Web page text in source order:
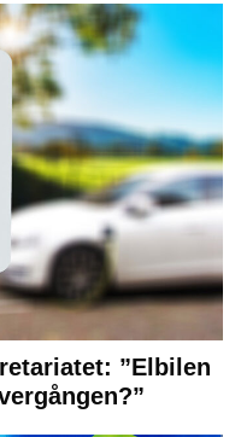
”Elbilen